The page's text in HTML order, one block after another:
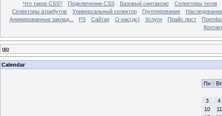
Что такое CSS?
Подключение CSS Базовый синтаксис
Селекторы тегов
Селекторы атрибутов
Универсальный селектор Группирование
Наследование
Анимированные заклад...
PS Сайтап О нас(дс) Услуги Прайс лист
gjg
Calendar
Пн
Вт
3
4
10
11